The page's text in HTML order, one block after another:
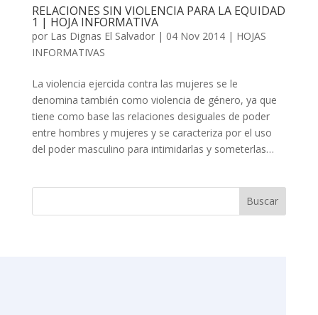
RELACIONES SIN VIOLENCIA PARA LA EQUIDAD
1 | HOJA INFORMATIVA
por Las Dignas El Salvador| 04 Nov 2014| HOJAS
INFORMATIVAS
La violencia ejercida contra las mujeres se le
denomina también como violencia de género, ya que
tiene como base las relaciones desiguales de poder
entre hombres y mujeres y se caracteriza por el uso
del poder masculino para intimidarlas y someterlas…